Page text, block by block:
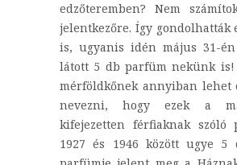
edzőteremben? Nem
jelentkezőre. Így gondolhatták
is, ugyanis idén május 31-
látott 5 db parfüm nekünk is!
mérföldkőnek annyiban lehet
nevezni, hogy ezek a
kifejezetten férfiaknak szóló
1927 és 1946 között ugye 5